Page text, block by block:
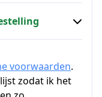
voorwaarden.
zodat ik het